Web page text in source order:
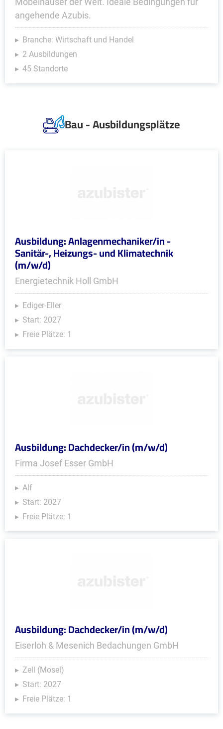
angehende Azubis.
Branche: Wirtschaft und Handel
2 Ausbildungen
45 Standorte
Bau - Ausbildungsplätze
Ausbildung: Anlagenmechaniker/in -
Sanitär-, Heizungs- und Klimatechnik
(m/w/d)
Energietechnik Holl GmbH
Ediger-Eller
Start: 2027
Freie Plätze: 1
Ausbildung: Dachdecker/in (m/w/d)
Firma Josef Esser GmbH
Alf
Start: 2027
Freie Plätze: 1
Ausbildung: Dachdecker/in (m/w/d)
Eiserloh & Mesenich Bedachungen GmbH
Zell (Mosel)
Start: 2027
Freie Plätze: 1